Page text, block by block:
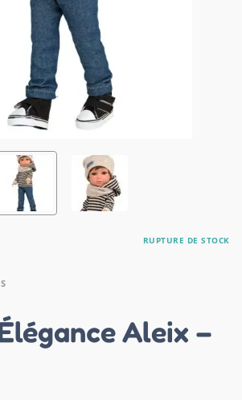
RUPTURE DE STOCK
Aleix –